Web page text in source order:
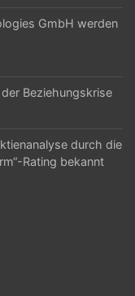
GmbH werden
Beziehungskrise
durch die
Rating bekannt